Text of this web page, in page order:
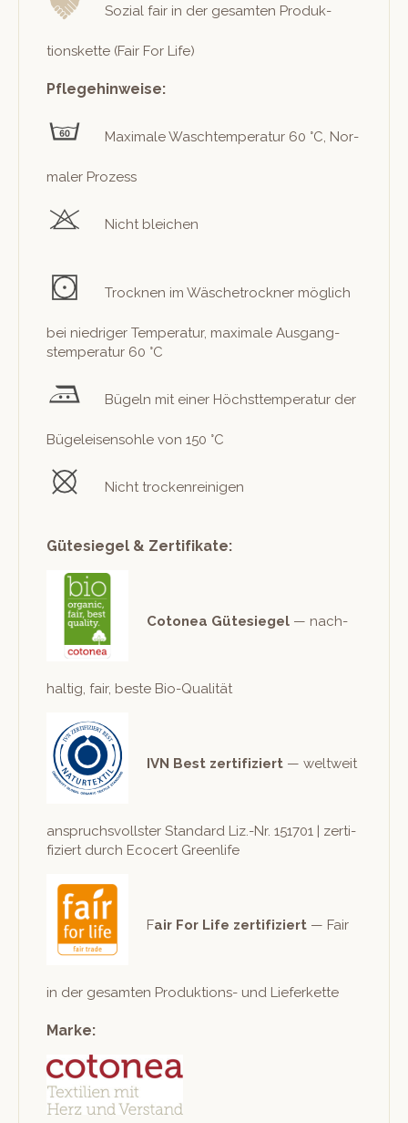
Sozial fair in der gesamten Pro­duk­
tions­kette (Fair For Life)
Pflegehinweise:
Max­i­male Waschtem­per­atur 60 °C, Nor­
maler Prozess
Nicht bleichen
Trock­nen im Wäschetrock­n­er möglich
bei niedriger Tem­per­atur, max­i­male Aus­gang­
stem­per­atur 60 °C
Bügeln mit ein­er Höch­st­tem­per­atur der
Bügeleisen­sohle von 150 °C
Nicht trockenreinigen
Gütesiegel & Zertifikate:
Cotonea Güte­siegel — nach­
haltig, fair, beste Bio-Qualität
IVN Best zer­ti­fiziert — weltweit
anspruchsvoll­ster Stan­dard Liz.-Nr. 151701 | zer­ti­
fiziert durch Eco­cert Greenlife
Fair For Life zer­ti­fiziert — Fair
in der gesamten Pro­duk­tions- und Lieferkette
Marke: